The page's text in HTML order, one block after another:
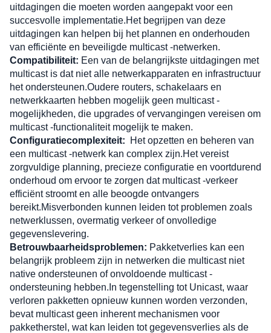
uitdagingen die moeten worden aangepakt voor een
succesvolle implementatie.Het begrijpen van deze
uitdagingen kan helpen bij het plannen en onderhouden
van efficiënte en beveiligde multicast -netwerken.
Compatibiliteit: Een van de belangrijkste uitdagingen met
multicast is dat niet alle netwerkapparaten en infrastructuur
het ondersteunen.Oudere routers, schakelaars en
netwerkkaarten hebben mogelijk geen multicast -
mogelijkheden, die upgrades of vervangingen vereisen om
multicast -functionaliteit mogelijk te maken.
Configuratiecomplexiteit:
Het opzetten en beheren van
een multicast -netwerk kan complex zijn.Het vereist
zorgvuldige planning, precieze configuratie en voortdurend
onderhoud om ervoor te zorgen dat multicast -verkeer
efficiënt stroomt en alle beoogde ontvangers
bereikt.Misverbonden kunnen leiden tot problemen zoals
netwerklussen, overmatig verkeer of onvolledige
gegevenslevering.
Betrouwbaarheidsproblemen: Pakketverlies kan een
belangrijk probleem zijn in netwerken die multicast niet
native ondersteunen of onvoldoende multicast -
ondersteuning hebben.In tegenstelling tot Unicast, waar
verloren pakketten opnieuw kunnen worden verzonden,
bevat multicast geen inherent mechanismen voor
pakketherstel, wat kan leiden tot gegevensverlies als de